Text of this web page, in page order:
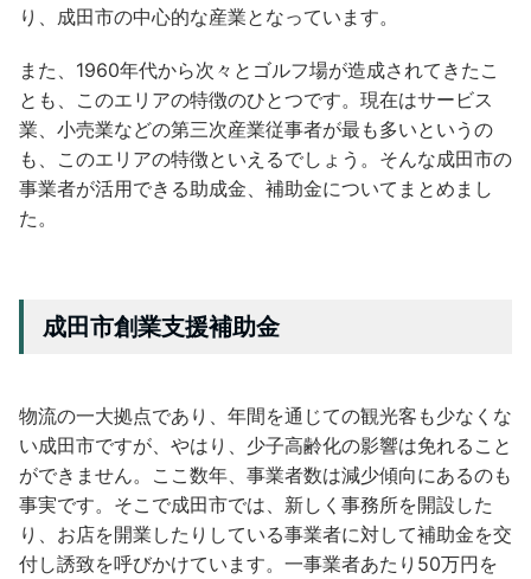
り、成田市の中心的な産業となっています。
また、1960年代から次々とゴルフ場が造成されてきたこ
とも、このエリアの特徴のひとつです。現在はサービス
業、小売業などの第三次産業従事者が最も多いというの
も、このエリアの特徴といえるでしょう。そんな成田市の
事業者が活用できる助成金、補助金についてまとめまし
た。
成田市創業支援補助金
物流の一大拠点であり、年間を通じての観光客も少なくな
い成田市ですが、やはり、少子高齢化の影響は免れること
ができません。ここ数年、事業者数は減少傾向にあるのも
事実です。そこで成田市では、新しく事務所を開設した
り、お店を開業したりしている事業者に対して補助金を交
付し誘致を呼びかけています。一事業者あたり50万円を